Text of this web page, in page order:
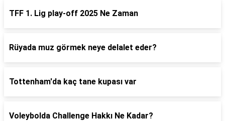
TFF 1. Lig play-off 2025 Ne Zaman
Rüyada muz görmek neye delalet eder?
Tottenham'da kaç tane kupası var
Voleybolda Challenge Hakkı Ne Kadar?